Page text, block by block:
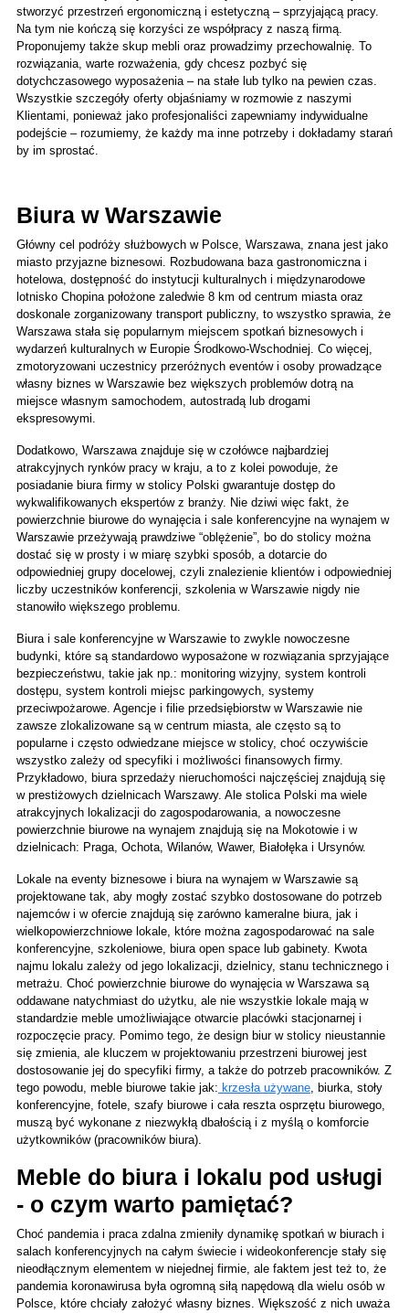
stworzyć przestrzeń ergonomiczną i estetyczną – sprzyjającą pracy.
Na tym nie kończą się korzyści ze współpracy z naszą firmą.
Proponujemy także skup mebli oraz prowadzimy przechowalnię. To
rozwiązania, warte rozważenia, gdy chcesz pozbyć się
dotychczasowego wyposażenia – na stałe lub tylko na pewien czas.
Wszystkie szczegóły oferty objaśniamy w rozmowie z naszymi
Klientami, ponieważ jako profesjonaliści zapewniamy indywidualne
podejście – rozumiemy, że każdy ma inne potrzeby i dokładamy starań
by im sprostać.
Biura w Warszawie
Główny cel podróży służbowych w Polsce, Warszawa, znana jest jako
miasto przyjazne biznesowi. Rozbudowana baza gastronomiczna i
hotelowa, dostępność do instytucji kulturalnych i międzynarodowe
lotnisko Chopina położone zaledwie 8 km od centrum miasta oraz
doskonale zorganizowany transport publiczny, to wszystko sprawia, że
Warszawa stała się popularnym miejscem spotkań biznesowych i
wydarzeń kulturalnych w Europie Środkowo-Wschodniej. Co więcej,
zmotoryzowani uczestnicy przeróżnych eventów i osoby prowadzące
własny biznes w Warszawie bez większych problemów dotrą na
miejsce własnym samochodem, autostradą lub drogami
ekspresowymi.
Dodatkowo, Warszawa znajduje się w czołówce najbardziej
atrakcyjnych rynków pracy w kraju, a to z kolei powoduje, że
posiadanie biura firmy w stolicy Polski gwarantuje dostęp do
wykwalifikowanych ekspertów z branży. Nie dziwi więc fakt, że
powierzchnie biurowe do wynajęcia i sale konferencyjne na wynajem w
Warszawie przeżywają prawdziwe “oblężenie”, bo do stolicy można
dostać się w prosty i w miarę szybki sposób, a dotarcie do
odpowiedniej grupy docelowej, czyli znalezienie klientów i odpowiedniej
liczby uczestników konferencji, szkolenia w Warszawie nigdy nie
stanowiło większego problemu.
Biura i sale konferencyjne w Warszawie to zwykle nowoczesne
budynki, które są standardowo wyposażone w rozwiązania sprzyjające
bezpieczeństwu, takie jak np.: monitoring wizyjny, system kontroli
dostępu, system kontroli miejsc parkingowych, systemy
przeciwpożarowe. Agencje i filie przedsiębiorstw w Warszawie nie
zawsze zlokalizowane są w centrum miasta, ale często są to
popularne i często odwiedzane miejsce w stolicy, choć oczywiście
wszystko zależy od specyfiki i możliwości finansowych firmy.
Przykładowo, biura sprzedaży nieruchomości najczęściej znajdują się
w prestiżowych dzielnicach Warszawy. Ale stolica Polski ma wiele
atrakcyjnych lokalizacji do zagospodarowania, a nowoczesne
powierzchnie biurowe na wynajem znajdują się na Mokotowie i w
dzielnicach: Praga, Ochota, Wilanów, Wawer, Białołęka i Ursynów.
Lokale na eventy biznesowe i biura na wynajem w Warszawie są
projektowane tak, aby mogły zostać szybko dostosowane do potrzeb
najemców i w ofercie znajdują się zarówno kameralne biura, jak i
wielkopowierzchniowe lokale, które można zagospodarować na sale
konferencyjne, szkoleniowe, biura open space lub gabinety. Kwota
najmu lokalu zależy od jego lokalizacji, dzielnicy, stanu technicznego i
metrażu. Choć powierzchnie biurowe do wynajęcia w Warszawa są
oddawane natychmiast do użytku, ale nie wszystkie lokale mają w
standardzie meble umożliwiające otwarcie placówki stacjonarnej i
rozpoczęcie pracy. Pomimo tego, że design biur w stolicy nieustannie
się zmienia, ale kluczem w projektowaniu przestrzeni biurowej jest
dostosowanie jej do specyfiki firmy, a także do potrzeb pracowników. Z
tego powodu, meble biurowe takie jak: krzesła używane, biurka, stoły
konferencyjne, fotele, szafy biurowe i cała reszta osprzętu biurowego,
muszą być wykonane z niezwykłą dbałością i z myślą o komforcie
użytkowników (pracowników biura).
Meble do biura i lokalu pod usługi
- o czym warto pamiętać?
Choć pandemia i praca zdalna zmieniły dynamikę spotkań w biurach i
salach konferencyjnych na całym świecie i wideokonferencje stały się
nieodłącznym elementem w niejednej firmie, ale faktem jest też to, że
pandemia koronawirusa była ogromną siłą napędową dla wielu osób w
Polsce, które chciały założyć własny biznes. Większość z nich uważa